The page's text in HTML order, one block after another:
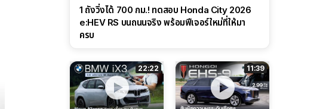
1 ถังวิ่งได้ 700 กม.! ทดสอบ Honda City 2026
e:HEV RS บนถนนจริง พร้อมฟีเจอร์ใหม่ที่ให้มา
ครบ
22:22 11:39